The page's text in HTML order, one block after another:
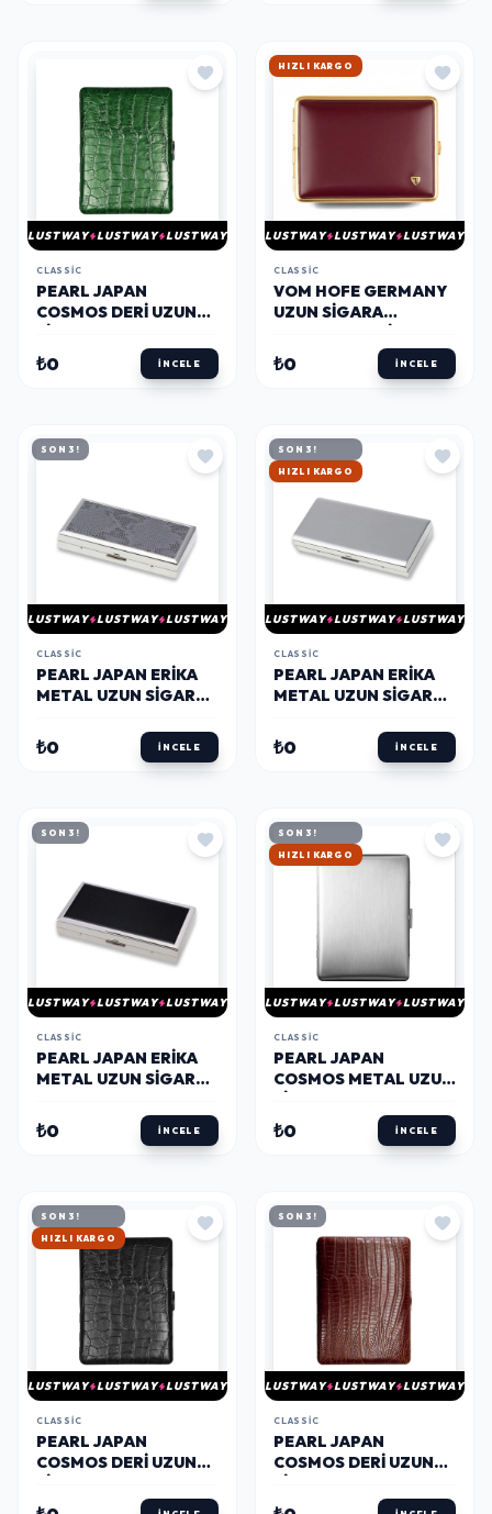
LUSTWAY LUSTWAY LUSTWAY
CLASSIC
PEARL JAPAN
COSMOS DERI UZUN
CROCO YEŞIL 9LU
₺0 İNCELE
HIZLI KARGO
LUSTWAY LUSTWAY LUSTWAY
CLASSIC
VOM HOFE GERMANY
UZUN SIGARA
KIRMIZI)
₺0 İNCELE
SON 3!
LUSTWAY LUSTWAY LUSTWAY
CLASSIC
PEARL JAPAN ERIKA
METAL UZUN SIGARA
SNAKE 12LI
₺0 İNCELE
SON 3!
HIZLI KARGO
LUSTWAY LUSTWAY LUSTWAY
CLASSIC
PEARL JAPAN ERIKA
METAL UZUN SIGARA
SATIN 12LI
₺0 İNCELE
SON 3!
LUSTWAY LUSTWAY LUSTWAY
CLASSIC
PEARL JAPAN ERIKA
METAL UZUN SIGARA
SIYAH 12LI
₺0 İNCELE
SON 3!
HIZLI KARGO
LUSTWAY LUSTWAY LUSTWAY
CLASSIC
PEARL JAPAN
COSMOS METAL UZUN
KROM SATIN 9LU
₺0 İNCELE
SON 3!
HIZLI KARGO
LUSTWAY LUSTWAY LUSTWAY
CLASSIC
PEARL JAPAN
COSMOS DERI UZUN
CROCO SIYAH 9LU
SON 3!
LUSTWAY LUSTWAY LUSTWAY
CLASSIC
PEARL JAPAN
COSMOS DERI UZUN
LIZARD KAHVE 9LU